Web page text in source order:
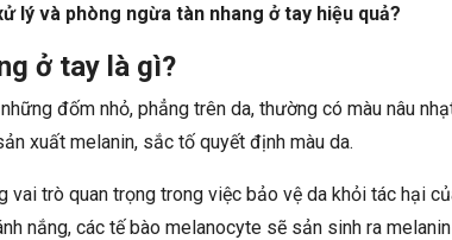
lý và phòng ngừa tàn nhang ở tay hiệu quả?
ở tay là gì?
đốm nhỏ, phẳng trên da, thường có màu nâu
xuất melanin, sắc tố quyết định màu da.
vai trò quan trọng trong việc bảo vệ da khỏi tác hại
nắng, các tế bào melanocyte sẽ sản sinh ra